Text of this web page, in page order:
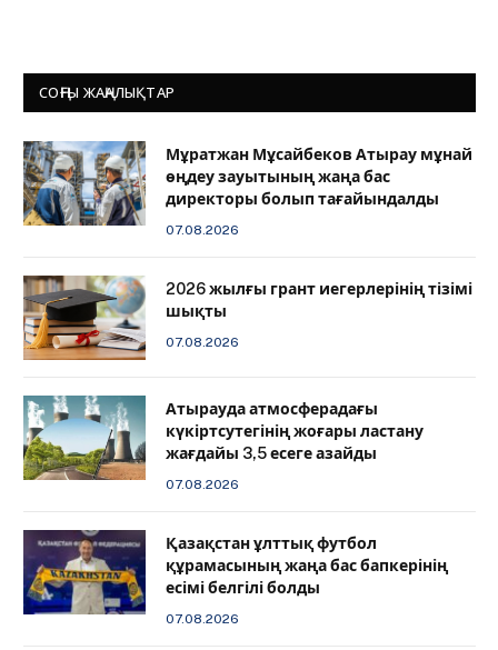
СОҢҒЫ ЖАҢАЛЫҚТАР
Мұратжан Мұсайбеков Атырау мұнай
өңдеу зауытының жаңа бас
директоры болып тағайындалды
07.08.2026
2026 жылғы грант иегерлерінің тізімі
шықты
07.08.2026
Атырауда атмосферадағы
күкіртсутегінің жоғары ластану
жағдайы 3,5 есеге азайды
07.08.2026
Қазақстан ұлттық футбол
құрамасының жаңа бас бапкерінің
есімі белгілі болды
07.08.2026